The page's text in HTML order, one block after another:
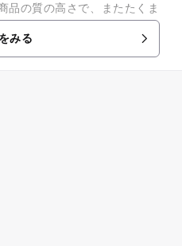
品の質の高さで、またたくま
スポス”と呼ばれ一躍人気者
みる